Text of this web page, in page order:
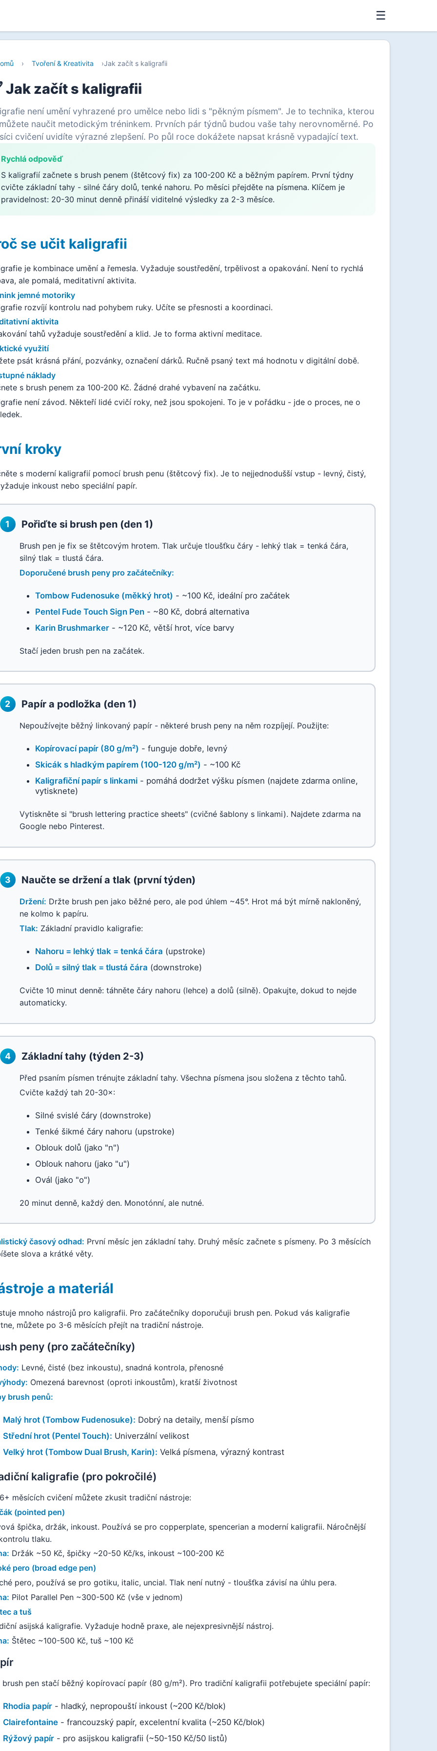
☰
› Tvoření & Kreativita ›Jak začít s kaligrafii
začít s kaligrafii
není umění vyhrazené pro umělce nebo lidi s "pěkným písmem". Je to technika, kterou
naučit metodickým tréninkem. Prvních pár týdnů budou vaše tahy nerovnoměrné. Po
cvičení uvidíte výrazné zlepšení. Po půl roce dokážete napsat krásně vypadající text.
Rychlá odpověď
S kaligrafií začnete s brush penem (štětcový fix) za 100-200 Kč a běžným papírem. První týdny
cvičte základní tahy - silné čáry dolů, tenké nahoru. Po měsíci přejděte na písmena. Klíčem je
pravidelnost: 20-30 minut denně přináší viditelné výsledky za 2-3 měsíce.
se učit kaligrafii
je kombinace umění a řemesla. Vyžaduje soustředění, trpělivost a opakování. Není to rychlá
ale pomalá, meditativní aktivita.
jemné motoriky
rozvíjí kontrolu nad pohybem ruky. Učíte se přesnosti a koordinaci.
aktivita
tahů vyžaduje soustředění a klid. Je to forma aktivní meditace.
využití
psát krásná přání, pozvánky, označení dárků. Ručně psaný text má hodnotu v digitální době.
náklady
s brush penem za 100-200 Kč. Žádné drahé vybavení na začátku.
není závod. Někteří lidé cvičí roky, než jsou spokojeni. To je v pořádku - jde o proces, ne o
kroky
s moderní kaligrafií pomocí brush penu (štětcový fix). Je to nejjednodušší vstup - levný, čistý,
inkoust nebo speciální papír.
1 Pořiďte si brush pen (den 1)
Brush pen je fix se štětcovým hrotem. Tlak určuje tloušťku čáry - lehký tlak = tenká čára,
silný tlak = tlustá čára.
Doporučené brush peny pro začátečníky:
Tombow Fudenosuke (měkký hrot) - ~100 Kč, ideální pro začátek
Pentel Fude Touch Sign Pen- ~80 Kč, dobrá alternativa
Karin Brushmarker- ~120 Kč, větší hrot, více barvy
Stačí jeden brush pen na začátek.
2 Papír a podložka (den 1)
Nepoužívejte běžný linkovaný papír - některé brush peny na něm rozpíjejí. Použijte:
Kopírovací papír (80 g/m²) - funguje dobře, levný
Skicák s hladkým papírem (100-120 g/m²) - ~100 Kč
Kaligrafiční papír s linkami- pomáhá dodržet výšku písmen (najdete zdarma online,
vytisknete)
Vytiskněte si "brush lettering practice sheets" (cvičné šablony s linkami). Najdete zdarma na
Google nebo Pinterest.
3 Naučte se držení a tlak (první týden)
Držení: Držte brush pen jako běžné pero, ale pod úhlem ~45°. Hrot má být mírně nakloněný,
ne kolmo k papíru.
Tlak: Základní pravidlo kaligrafie:
Nahoru = lehký tlak = tenká čára (upstroke)
Dolů = silný tlak = tlustá čára (downstroke)
Cvičte 10 minut denně: táhněte čáry nahoru (lehce) a dolů (silně). Opakujte, dokud to nejde
automaticky.
4 Základní tahy (týden 2-3)
Před psaním písmen trénujte základní tahy. Všechna písmena jsou složena z těchto tahů.
Cvičte každý tah 20-30×:
Silné svislé čáry (downstroke)
Tenké šikmé čáry nahoru (upstroke)
Oblouk dolů (jako "n")
Oblouk nahoru (jako "u")
Ovál (jako "o")
20 minut denně, každý den. Monotónní, ale nutné.
časový odhad: První měsíc jen základní tahy. Druhý měsíc začnete s písmeny. Po 3 měsících
slova a krátké věty.
a materiál
mnoho nástrojů pro kaligrafii. Pro začátečníky doporučuji brush pen. Pokud vás kaligrafie
můžete po 3-6 měsících přejít na tradiční nástroje.
peny (pro začátečníky)
Levné, čisté (bez inkoustu), snadná kontrola, přenosné
Omezená barevnost (oproti inkoustům), kratší životnost
brush penů:
Malý hrot (Tombow Fudenosuke): Dobrý na detaily, menší písmo
Střední hrot (Pentel Touch): Univerzální velikost
Velký hrot (Tombow Dual Brush, Karin): Velká písmena, výrazný kontrast
kaligrafie (pro pokročilé)
měsících cvičení můžete zkusit tradiční nástroje:
(pointed pen)
špička, držák, inkoust. Používá se pro copperplate, spencerian a moderní kaligrafii. Náročnější
tlaku.
Držák ~50 Kč, špičky ~20-50 Kč/ks, inkoust ~100-200 Kč
pero (broad edge pen)
pero, používá se pro gotiku, italic, uncial. Tlak není nutný - tloušťka závisí na úhlu pera.
Pilot Parallel Pen ~300-500 Kč (vše v jednom)
a tuš
asijská kaligrafie. Vyžaduje hodně praxe, ale nejexpresivnější nástroj.
Štětec ~100-500 Kč, tuš ~100 Kč
brush pen stačí běžný kopírovací papír (80 g/m²). Pro tradiční kaligrafii potřebujete speciální papír:
Rhodia papír- hladký, nepropouští inkoust (~200 Kč/blok)
Clairefontaine- francouzský papír, excelentní kvalita (~250 Kč/blok)
Rýžový papír- pro asijskou kaligrafii (~50-150 Kč/50 listů)